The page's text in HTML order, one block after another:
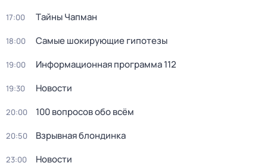
17:00 Тaйны Чапман
18:00 Самые шoкиpующие гипотезы
19:00 Информационная программа 112
19:30 Новости
20:00 100 вопросов обо всём
20:50 Взрывная блондинка
23:00 Новости